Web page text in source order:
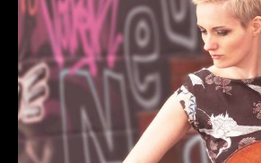
Walk-Act
Weltmusik
Sonstiges
Beratung